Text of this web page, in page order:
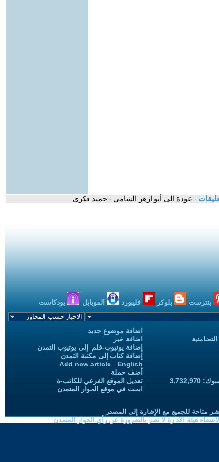
- عودة الى أبو ازهر الشامي - حميد فكري
بنترست بلوكر فليبورد الموبايل بودكاست
اضافة موضوع جديد
اضافة خبر
إضافة يوتيوب-فلم إلى يوتيوب التمدن
إضافة كتاب إلى مكتبة التمدن
Add new article - English
أضف حملة
تعديل الموقع الفرعي للكاتب-ة
ابحث في موقع الحوار المتمدن
متاحة للجميع مع الإشارة إلى المصدر
هيئة الادارة لا تعبر بالضرورة عن رأي الحوار المتمدن